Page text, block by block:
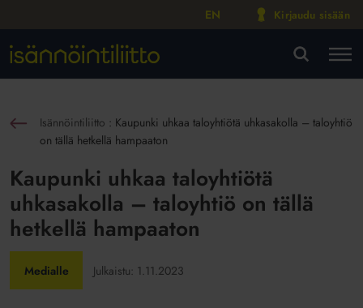
EN Kirjaudu sisään
Isännöintiliitto : Kaupunki uhkaa taloyhtiötä uhkasakolla – taloyhtiö
on tällä hetkellä hampaaton
Kaupunki uhkaa taloyhtiötä
uhkasakolla – taloyhtiö on tällä
hetkellä hampaaton
Medialle Julkaistu: 1.11.2023